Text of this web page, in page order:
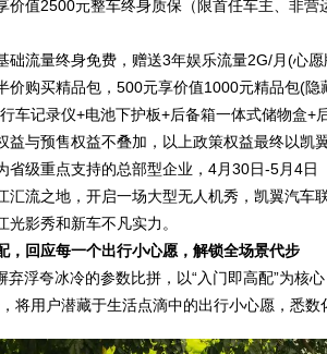
价值2500元整车终身质保（限首任车主、非
础流量终身免费，赠送3年娱乐流量2G/月(心愿
价购买精品包，500元享价值1000元精品包(
车记录仪+电池下护板+后备箱一体式储物盒+
益与预售权益不叠加，以上政策权益最终以凯
省级重点支持的总部型企业，4月30日-5月4
汇流之地，开启一场大型无人机秀，凯翼汽车
光影秀和新车不凡实力。
，回应每一个出行小心愿，解锁全场景代步
弃浮夸冰冷的参数比拼，以“入门即高配”为核
将用户潜藏于生活点滴中的出行小心愿，悉数